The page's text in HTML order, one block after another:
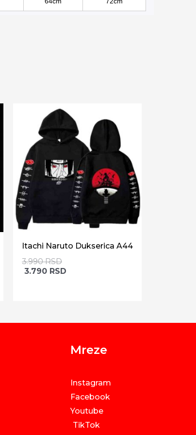
Itachi Naruto Dukserica A44
3.990RSD
3.790 RSD
Mreze
Instagram
Facebook
Youtube
TikTok